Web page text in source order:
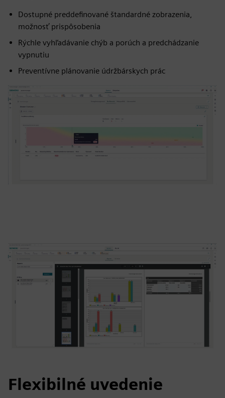
Dostupné preddefinované štandardné zobrazenia,
možnosť prispôsobenia
Rýchle vyhľadávanie chýb a porúch a predchádzanie
vypnutiu
Preventívne plánovanie údržbárskych prác
Flexibilné uvedenie